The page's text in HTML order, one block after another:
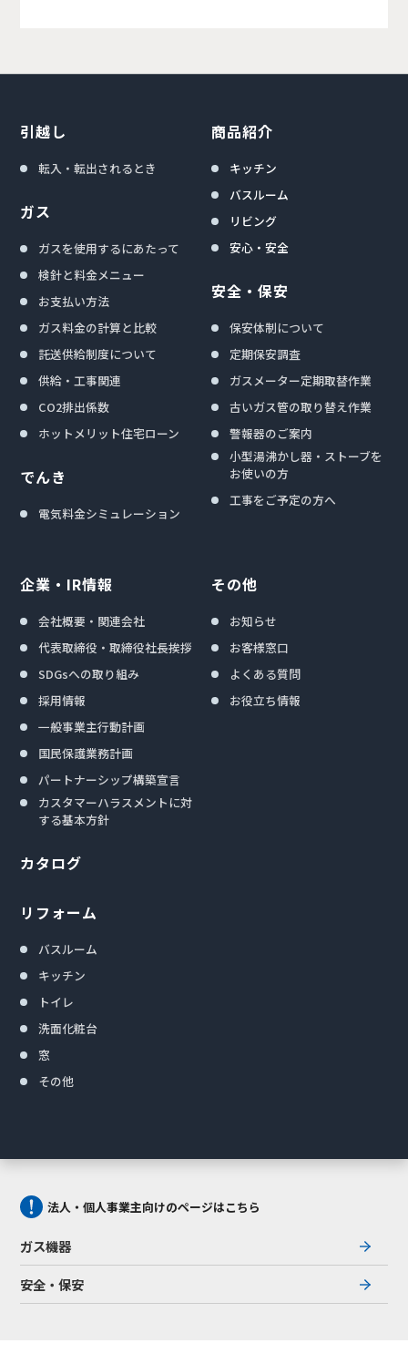
引越し
転入・転出されるとき
ガス
ガスを使用するにあたって
検針と料金メニュー
お支払い方法
ガス料金の計算と比較
託送供給制度について
供給・工事関連
CO2排出係数
ホットメリット住宅ローン
でんき
電気料金シミュレーション
商品紹介
キッチン
バスルーム
リビング
安心・安全
安全・保安
保安体制について
定期保安調査
ガスメーター定期取替作業
古いガス管の取り替え作業
警報器のご案内
小型湯沸かし器・ストーブを
お使いの方
工事をご予定の方へ
企業・IR情報
会社概要・関連会社
代表取締役・取締役社長挨拶
SDGsへの取り組み
採用情報
一般事業主行動計画
国民保護業務計画
パートナーシップ構築宣言
カスタマーハラスメントに対
する基本方針
カタログ
リフォーム
バスルーム
キッチン
トイレ
洗面化粧台
窓
その他
その他
お知らせ
お客様窓口
よくある質問
お役立ち情報
法人・個人事業主向けのページはこちら
ガス機器
安全・保安